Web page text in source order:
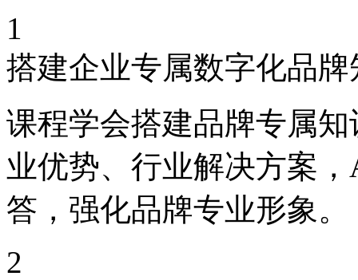
1
搭建企业专属数字化品牌
课程学会搭建品牌专属
业优势、行业解决方案
答，强化品牌专业形象。
2